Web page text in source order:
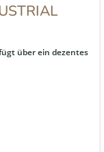
über ein dezentes